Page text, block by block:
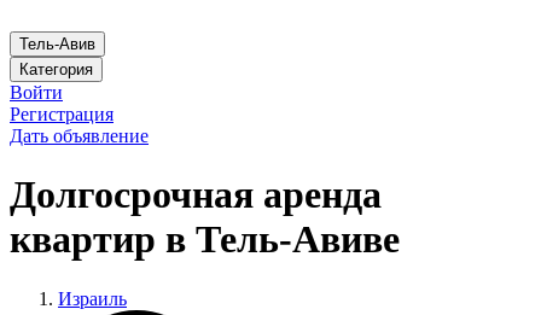
Тель-Авив
Категория
Войти
Регистрация
Дать объявление
Долгосрочная аренда
квартир в Тель-Авиве
Израиль